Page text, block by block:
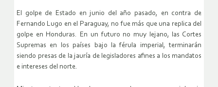
El golpe de Estado en junio del año pasado, en contra de
Fernando Lugo en el Paraguay, no fue más que una replica del
golpe en Honduras. En un futuro no muy lejano, las Cortes
Supremas en los países bajo la férula imperial, terminarán
siendo presas de la jauría de legisladores afines a los mandatos
e intereses del norte.